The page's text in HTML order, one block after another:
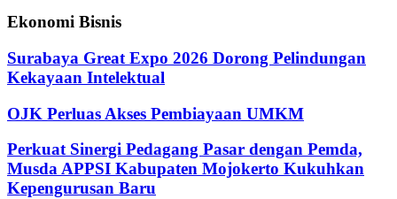
Ekonomi Bisnis
Surabaya Great Expo 2026 Dorong Pelindungan
Kekayaan Intelektual
OJK Perluas Akses Pembiayaan UMKM
Perkuat Sinergi Pedagang Pasar dengan Pemda,
Musda APPSI Kabupaten Mojokerto Kukuhkan
Kepengurusan Baru